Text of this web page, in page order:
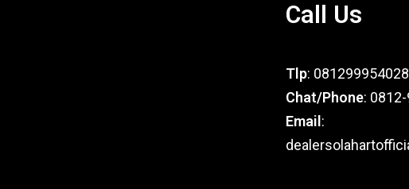
Call Us
Tlp: 081299954028
Chat/Phone:
Email :